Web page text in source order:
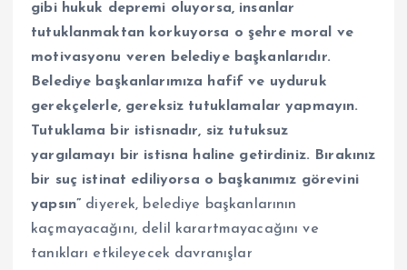
gibi hukuk depremi oluyorsa, insanlar
tutuklanmaktan korkuyorsa o şehre moral ve
motivasyonu veren belediye başkanlarıdır.
Belediye başkanlarımıza hafif ve uyduruk
gerekçelerle, gereksiz tutuklamalar yapmayın.
Tutuklama bir istisnadır, siz tutuksuz
yargılamayı bir istisna haline getirdiniz. Bırakınız
bir suç istinat ediliyorsa o başkanımız görevini
yapsın” diyerek, belediye başkanlarının
kaçmayacağını, delil karartmayacağını ve
tanıkları etkileyecek davranışlar